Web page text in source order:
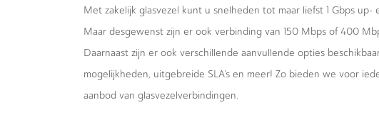
Met zakelijk glasvezel kunt u snelheden tot maar liefst 1 Gbps up-
Maar desgewenst zijn er ook verbinding van 150 Mbps of 400
Daarnaast zijn er ook verschillende aanvullende opties
mogelijkheden, uitgebreide SLA’s en meer! Zo bieden we voor
aanbod van glasvezelverbindingen.